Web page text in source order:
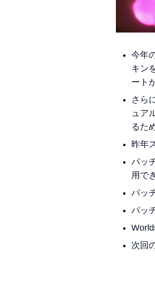
今年
キン
ート
さら
ュア
るた
昨年
パッ
用で
パッ
パッ
次回